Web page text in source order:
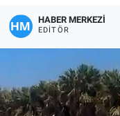
HABER MERKEZİ
EDITÖR
Turizm
Eğitim
Tüm Manşetler
Haber Arşivi